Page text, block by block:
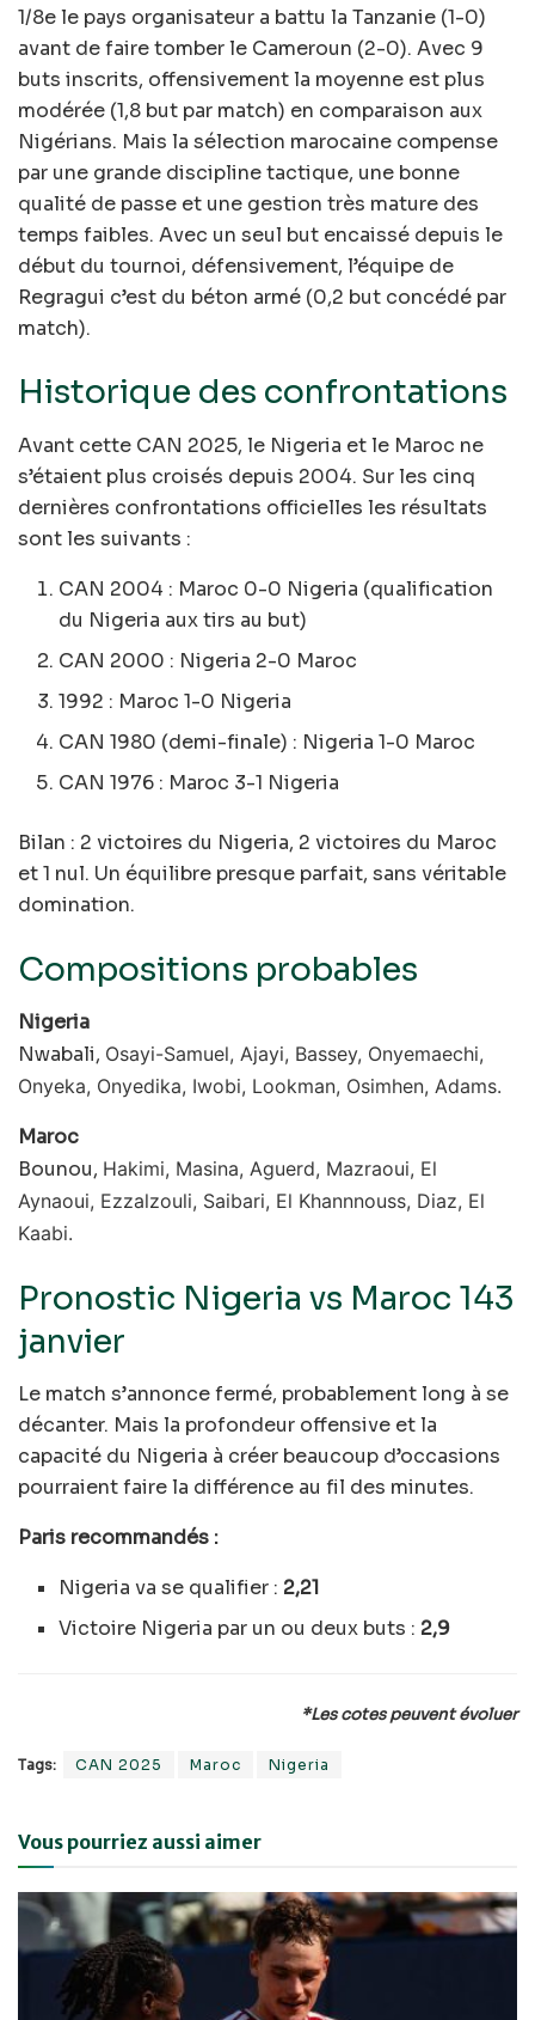
1/8e le pays organisateur a battu la Tanzanie (1-0)
avant de faire tomber le Cameroun (2-0). Avec 9
buts inscrits, offensivement la moyenne est plus
modérée (1,8 but par match) en comparaison aux
Nigérians. Mais la sélection marocaine compense
par une grande discipline tactique, une bonne
qualité de passe et une gestion très mature des
temps faibles. Avec un seul but encaissé depuis le
début du tournoi, défensivement, l’équipe de
Regragui c’est du béton armé (0,2 but concédé par
match).
Historique des confrontations
Avant cette CAN 2025, le Nigeria et le Maroc ne
s’étaient plus croisés depuis 2004. Sur les cinq
dernières confrontations officielles les résultats
sont les suivants :
​CAN 2004 : Maroc 0-0 Nigeria (qualification
du Nigeria aux tirs au but)
​CAN 2000 : Nigeria 2-0 Maroc
​1992 : Maroc 1-0 Nigeria
​CAN 1980 (demi-finale) : Nigeria 1-0 Maroc
​CAN 1976 : Maroc 3-1 Nigeria
Bilan : 2 victoires du Nigeria, 2 victoires du Maroc
et 1 nul. Un équilibre presque parfait, sans véritable
domination.
Compositions probables
Nigeria
Nwabali, Osayi-Samuel, Ajayi, Bassey, Onyemaechi,
Onyeka, Onyedika, Iwobi, Lookman, Osimhen, Adams.
Maroc
Bounou, Hakimi, Masina, Aguerd, Mazraoui, El
Aynaoui, Ezzalzouli, Saibari, El Khannnouss, Diaz, El
Kaabi.
Pronostic Nigeria vs Maroc 143
janvier
Le match s’annonce fermé, probablement long à se
décanter. Mais la profondeur offensive et la
capacité du Nigeria à créer beaucoup d’occasions
pourraient faire la différence au fil des minutes.
Paris recommandés :
Nigeria va se qualifier : 2,21
Victoire Nigeria par un ou deux buts : 2,9
*Les cotes peuvent évoluer
Tags: CAN 2025 Maroc Nigeria
Vous pourriez aussi aimer